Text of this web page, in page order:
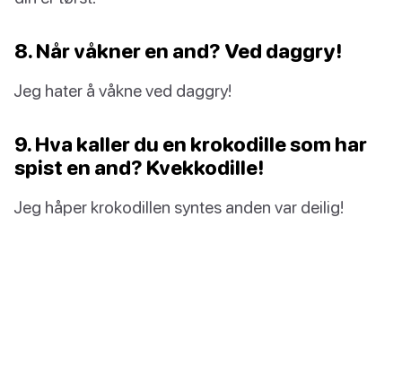
8. Når våkner en and? Ved daggry!
Jeg hater å våkne ved daggry!
9. Hva kaller du en krokodille som har
spist en and? Kvekkodille!
Jeg håper krokodillen syntes anden var deilig!